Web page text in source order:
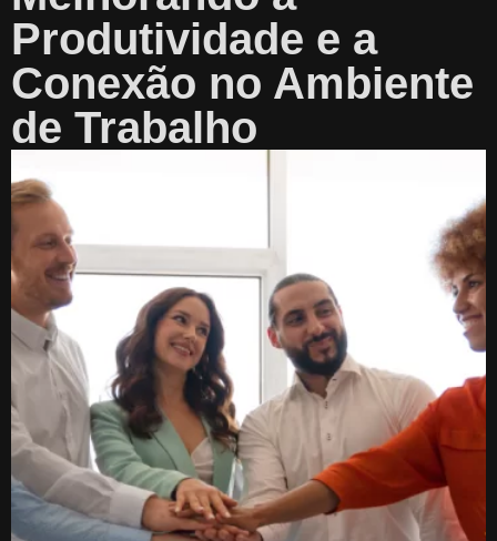
Produtividade e a
Conexão no Ambiente
de Trabalho